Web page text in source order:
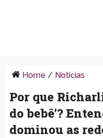
Home / Notícias
Por que
do bebê’?
dominou as